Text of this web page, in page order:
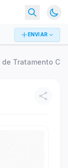
ENVIAR
de Tratamento